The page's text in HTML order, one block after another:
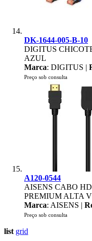
DK-1644-005-B-10
DIGITUS
AZUL
Marca: DIGITUS |
Preço sob consulta
A120-0544
AISENS CABO
PREMIUM ALTA
Marca: AISENS |
Preço sob consulta
list grid